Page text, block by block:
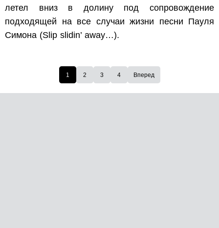
летел вниз в долину под сопровождение
подходящей на все случаи жизни песни Пауля
Симона (Slip slidin’ away…).
1 2 3 4 Вперед